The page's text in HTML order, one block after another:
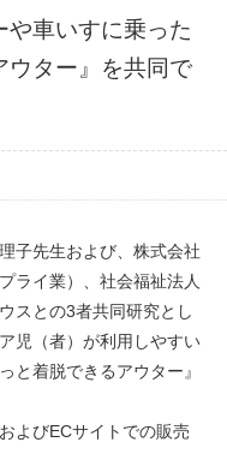
や車いすに乗った
ウター』を共同で
先生および、株式会社
ライ業）、社会福祉法人
スとの3者共同研究とし
児（者）が利用しやすい
と着脱できるアウター』
よびECサイトでの販売